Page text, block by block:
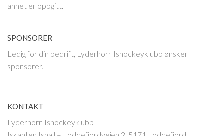
annet er oppgitt.
SPONSORER
Ledig for din bedrift, Lyderhorn Ishockeyklubb ønsker
sponsorer.
KONTAKT
Lyderhorn Ishockeyklubb